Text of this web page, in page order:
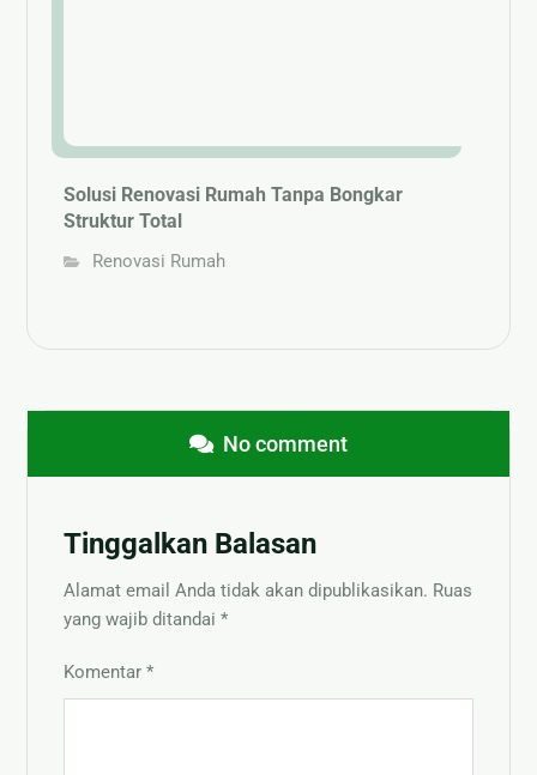
Solusi Renovasi Rumah Tanpa Bongkar
Struktur Total
Renovasi Rumah
No comment
Tinggalkan Balasan
Alamat email Anda tidak akan dipublikasikan. Ruas
yang wajib ditandai*
Komentar*